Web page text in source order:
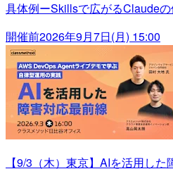
具体例ーSkillsで広がるClaude
開催前2026年9月7日(月) 15:00
【9/3（木）東京】AIを活用し